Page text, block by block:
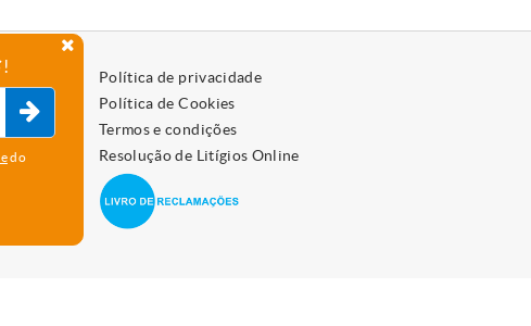
Política de privacidade
Política de Cookies
Termos e condições
Resolução de Litígios Online
!
do